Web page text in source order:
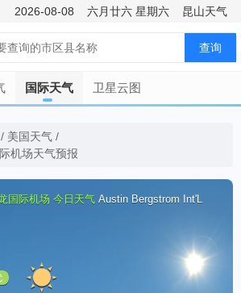
2026-08-08 六月廿六 星期六 昆山天气
查询
国际天气 卫星云图
/ 美国天气 /
机场天气预报
国际机场 今日天气 Austin Bergstrom Int'L